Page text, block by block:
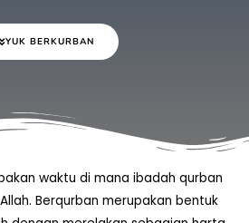
YUK BERKURBAN
waktu di mana ibadah qurban
Berqurban merupakan bentuk